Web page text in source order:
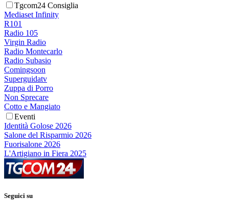
Tgcom24 Consiglia
Mediaset Infinity
R101
Radio 105
Virgin Radio
Radio Montecarlo
Radio Subasio
Comingsoon
Superguidatv
Zuppa di Porro
Non Sprecare
Cotto e Mangiato
Eventi
Identità Golose 2026
Salone del Risparmio 2026
Fuorisalone 2026
L'Artigiano in Fiera 2025
Seguici su